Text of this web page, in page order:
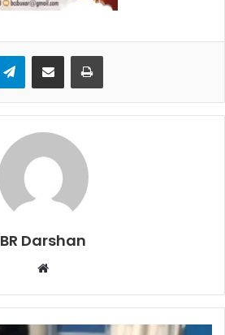
Telegram
BR Darshan
b
s